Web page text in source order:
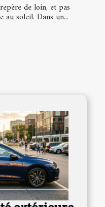
de loin, et pas
au soleil. Dans un...